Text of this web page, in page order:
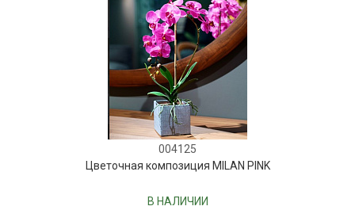
004125
Цветочная композиция MILAN PINK
В НАЛИЧИИ